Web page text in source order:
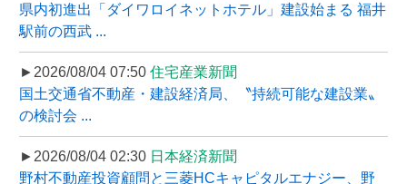
県内初進出「ダイワロイネットホテル」建設始まる 福井
駅前の西武 ...
►2026/08/04 07:50 住宅産業新聞
国土交通省不動産・建設経済局、〝持続可能な建設業〟
の検討会 ...
►2026/08/04 02:30 日本経済新聞
野村不動産投資顧問と三菱HCキャピタルエナジー、野